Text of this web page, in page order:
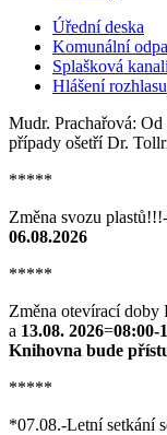
Úřední deska
Komunální
Splašková
Hlášení rozhlasu
Mudr. Prachařová:
případy ošetří Dr.
*****
Změna svozu plastů!!!-
06.08.2026
*****
Změna otevírací doby
a 13.08. 2026=08:00-
Knihovna bude
*****
*07.08.-Letní setkání